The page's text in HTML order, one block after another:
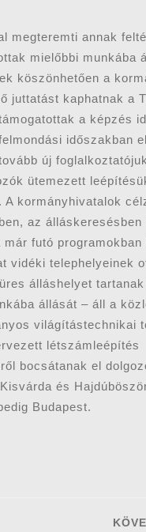
megteremti annak
mielőbbi munkába
köszönhetően a
juttatást kaphatnak a
a képzés
időszakban
új
ütemezett
kormányhivatalok
az álláskeresésben
futó programokban
vidéki telephelyeinek
álláshelyet
állását – áll a
világítástechnikai
létszámleépítés
bocsátanak el
és
Budapest.